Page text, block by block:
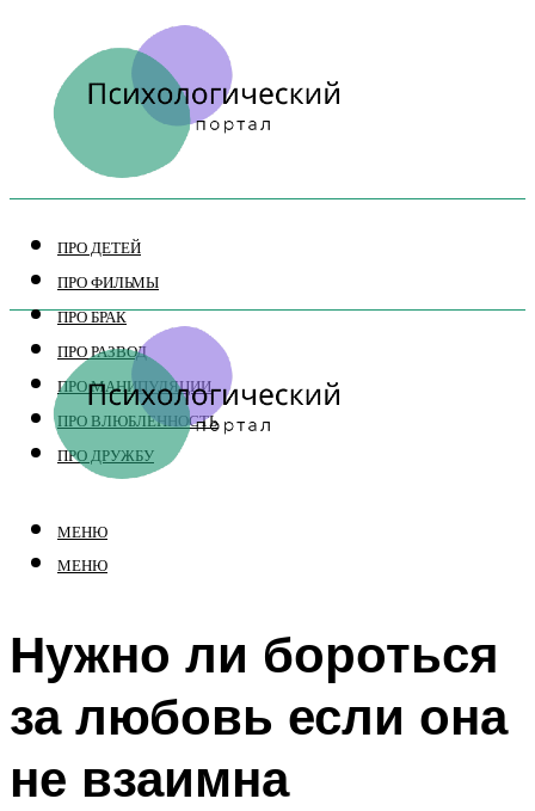
ПРО ДЕТЕЙ
ПРО ФИЛЬМЫ
ПРО БРАК
ПРО РАЗВОД
ПРО МАНИПУЛЯЦИИ
ПРО ВЛЮБЛЕННОСТЬ
ПРО ДРУЖБУ
МЕНЮ
МЕНЮ
Нужно ли бороться
за любовь если она
не взаимна